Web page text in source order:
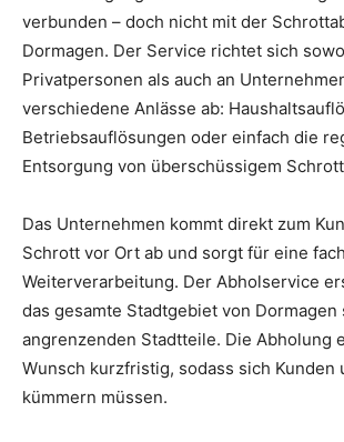
verbunden – doch nicht mit der
Dormagen. Der Service richtet sich
Privatpersonen als auch an
verschiedene Anlässe ab:
Betriebsauflösungen oder einfach die
Entsorgung von überschüssigem
Das Unternehmen kommt direkt zum
Schrott vor Ort ab und sorgt für eine
Weiterverarbeitung. Der Abholservice
das gesamte Stadtgebiet von Dormagen
angrenzenden Stadtteile. Die Abholung
Wunsch kurzfristig, sodass sich Kunden
kümmern müssen.